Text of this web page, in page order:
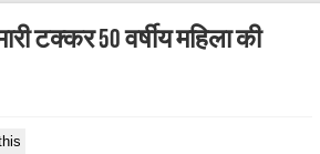
टक्कर 50 वर्षीय महिला की